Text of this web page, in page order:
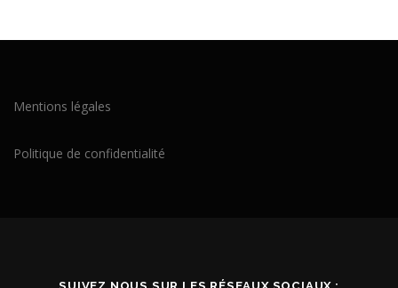
Mentions légales
Politique de confidentialité